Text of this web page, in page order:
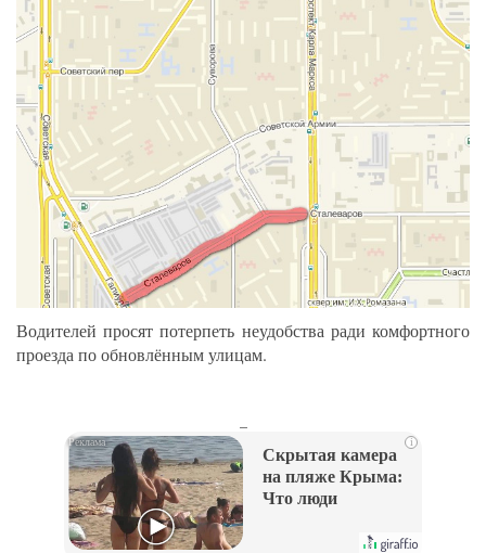
Водителей просят потерпеть неудобства ради комфортного
проезда по обновлённым улицам.
i
Скрытая камера
на пляже Крыма:
Что люди
их не видят...